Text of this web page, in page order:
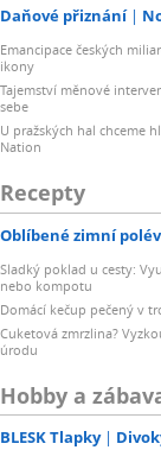
Daňové přiznání
Emancipace českých
ikony
Tajemství měnové
sebe
U pražských hal chceme
Nation
Recepty
Oblíbené zimní
Sladký poklad u cesty:
nebo kompotu
Domácí kečup pečený v
Cuketová zmrzlina?
úrodu
Hobby a
BLESK Tlapky